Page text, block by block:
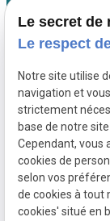
SIRET :
Plan du site
Le secret de
Le respect
Notre site utilise
navigation et
strictement
base de notre
Cependant, vous
cookies de
selon vos
de cookies à tout
cookies' situé en